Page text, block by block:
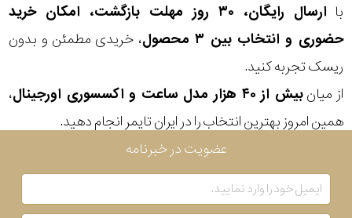
با
ارسال رایگان، ۳۰ روز مهلت بازگشت، امکان خرید
حضوری و انتخاب بین ۳ محصول
، خریدی مطمئن و بدون
ریسک تجربه کنید.
از میانبیش از ۴۰ هزار مدل ساعت و اکسسوری اورجینال
،
همین امروز بهترین انتخاب را در ایران تایمر انجام دهید.
ویژگی
نوع
موتور
بکار
رفته
عضویت در خبرنامه